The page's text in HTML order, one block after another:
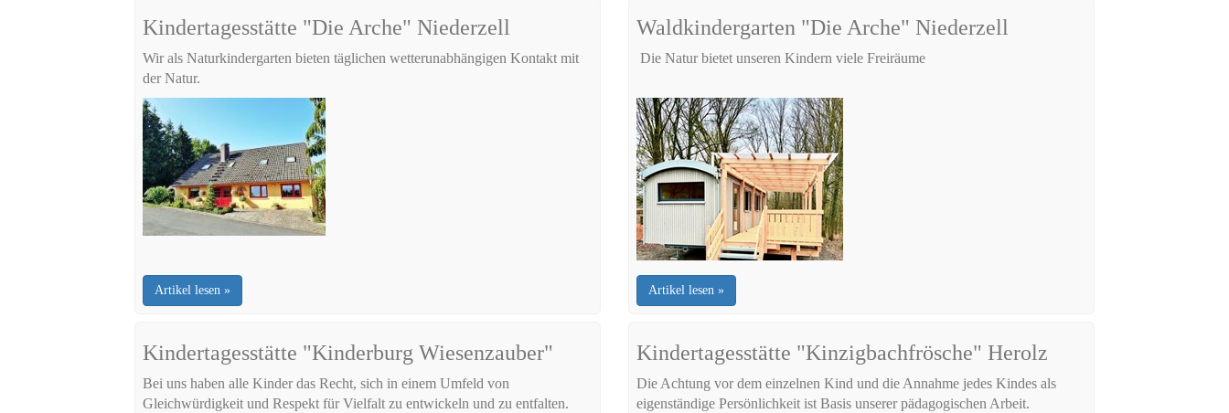
Kindertagesstätte "Die Arche" Niederzell
Wir als Naturkindergarten bieten täglichen wetterunabhängigen Kontakt mit
der Natur.
Artikel lesen »
Waldkindergarten "Die Arche" Niederzell
Die Natur bietet unseren Kindern viele Freiräume
Artikel lesen »
Kindertagesstätte "Kinderburg Wiesenzauber"
Bei uns haben alle Kinder das Recht, sich in einem Umfeld von
Gleichwürdigkeit und Respekt für Vielfalt zu entwickeln und zu entfalten.
Kindertagesstätte "Kinzigbachfrösche" Herolz
Die Achtung vor dem einzelnen Kind und die Annahme jedes Kindes als
eigenständige Persönlichkeit ist Basis unserer pädagogischen Arbeit.